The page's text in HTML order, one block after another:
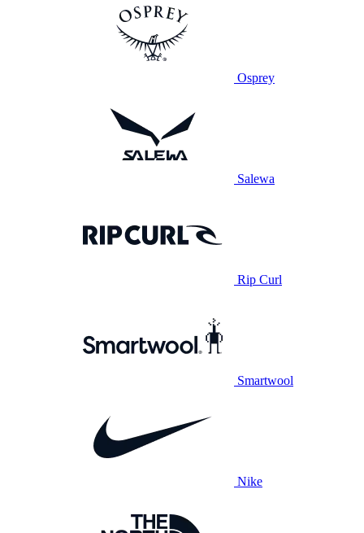
Osprey
Salewa
Rip Curl
Smartwool
Nike